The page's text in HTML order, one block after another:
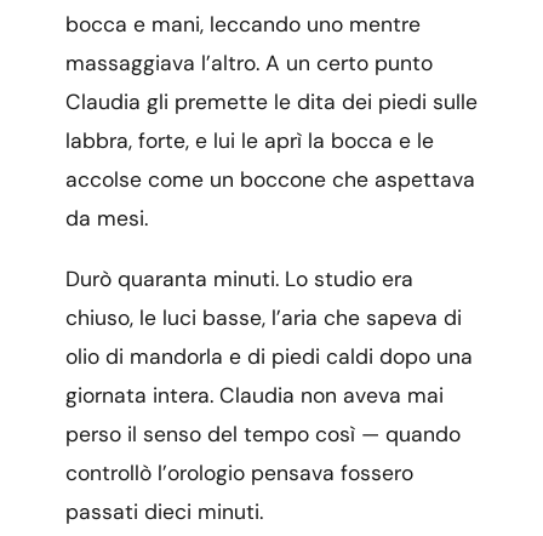
bocca e mani, leccando uno mentre
massaggiava l’altro. A un certo punto
Claudia gli premette le dita dei piedi sulle
labbra, forte, e lui le aprì la bocca e le
accolse come un boccone che aspettava
da mesi.
Durò quaranta minuti. Lo studio era
chiuso, le luci basse, l’aria che sapeva di
olio di mandorla e di piedi caldi dopo una
giornata intera. Claudia non aveva mai
perso il senso del tempo così — quando
controllò l’orologio pensava fossero
passati dieci minuti.